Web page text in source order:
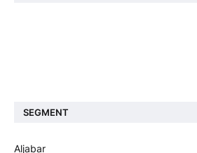
SEGMENT
Aljabar